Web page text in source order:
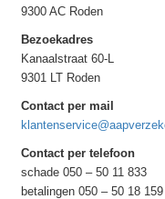
9300 AC Roden
Bezoekadres
Kanaalstraat 60-L
9301 LT Roden
Contact per mail
Contact per telefoon
schade 050 – 50 11 833
betalingen 050 – 50 18 159